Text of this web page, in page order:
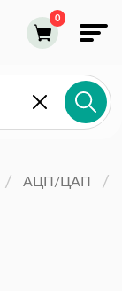
АЦП/ЦАП